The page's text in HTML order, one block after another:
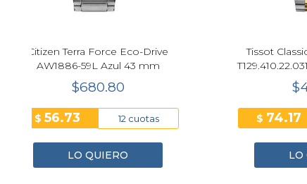
Reloj Certina DS Action GMT
Powermatic 80 Azul Hombre 41mm
C032.929.11.041.01
$1754.90
$ 146.24
LO QUIERO
Reloj